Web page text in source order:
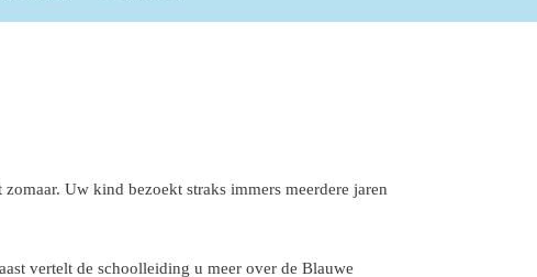
Uw kind bezoekt straks immers meerdere jaren
vertelt de schoolleiding u meer over de Blauwe